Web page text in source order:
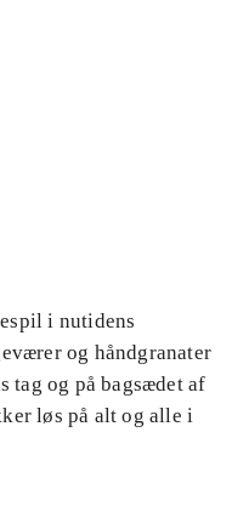
i nutidens
og håndgranater
tag og på bagsædet af
løs på alt og alle i